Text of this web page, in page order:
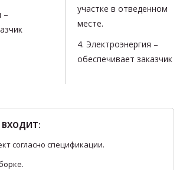
–
участке в отведенном
месте.
4. Электроэнергия –
обеспечивает заказчик
согласно спецификации.